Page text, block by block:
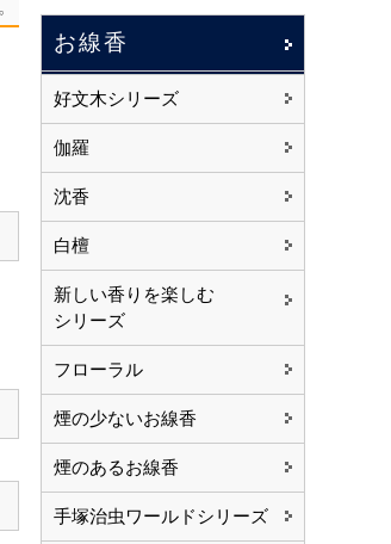
お線香
好文木シリーズ
伽羅
沈香
白檀
新しい香りを楽しむ
シリーズ
フローラル
煙の少ないお線香
煙のあるお線香
手塚治虫ワールドシリーズ